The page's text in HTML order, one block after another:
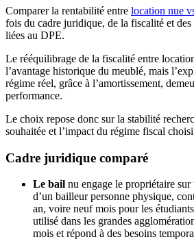
Comparer la rentabilité entre location nue
fois du cadre juridique, de la fiscalité et
liées au DPE.
Le rééquilibrage de la fiscalité entre
l’avantage historique du meublé, mais
régime réel, grâce à l’amortissement,
performance.
Le choix repose donc sur la stabilité
souhaitée et l’impact du régime fiscal
Cadre juridique comparé
Le bail nu engage le propriétaire sur
d’un bailleur personne physique,
an, voire neuf mois pour les
utilisé dans les grandes
mois et répond à des besoins